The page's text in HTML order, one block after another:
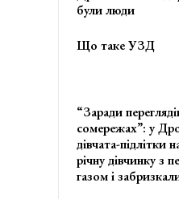
були люди
Що таке УЗД
“Заради
сомережах”: у
дівчата-підлітки
річну дівчинку з
газом і